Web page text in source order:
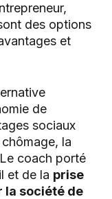
des options
et
de
sociaux
la
coach porté
et de la prise
la société de